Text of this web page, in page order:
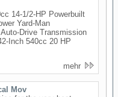
14-1/2-HP Powerbuilt
Yard-Man
Drive Transmission
Inch 540cc 20 HP
mehr
Mov